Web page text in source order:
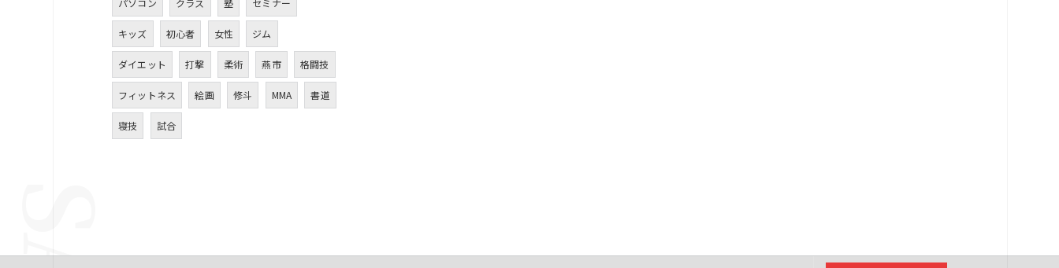
キッズ 初心者 女性 ジム
ダイエット 打撃 柔術 燕市 格闘技
フィットネス 絵画 修斗 MMA 書道
寝技 試合